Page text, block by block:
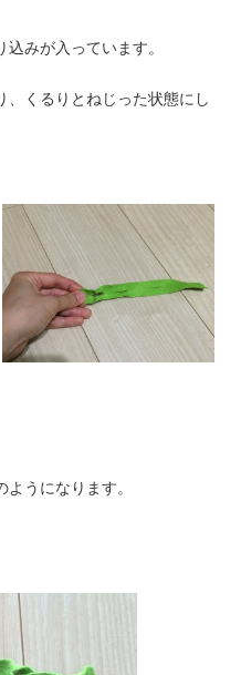
みが入っています。
、くるりとねじった状態にし
うになります。